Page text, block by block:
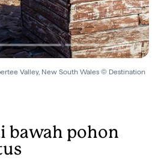
Valley, New South Wales © Destination
bawah pohon